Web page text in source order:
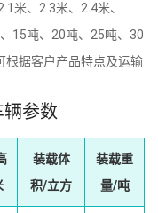
米、2.3米、2.4米、
15吨、20吨、25吨、30
根据客户产品特点及运输
参数
装载体
积/立方
装载重
量/吨